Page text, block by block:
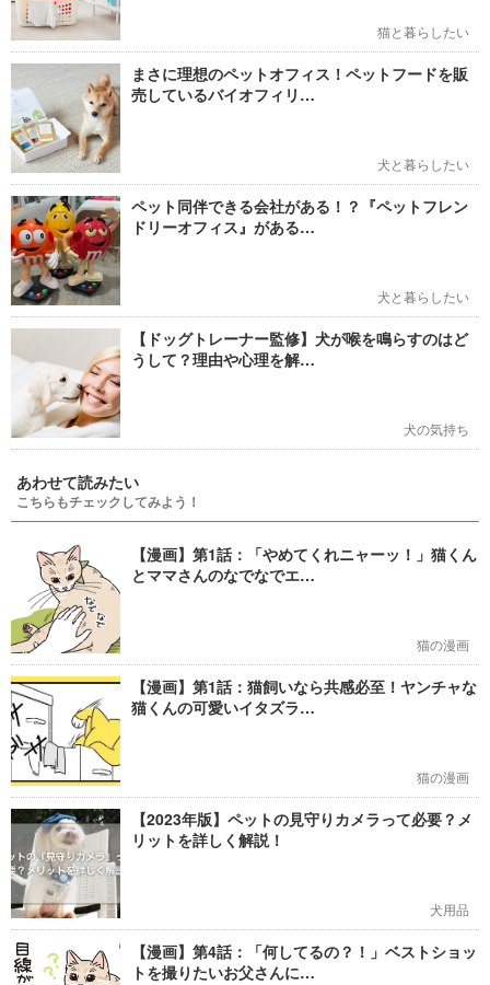
猫と暮らしたい
まさに理想のペットオフィス！ペットフードを販
売しているバイオフィリ…
犬と暮らしたい
ペット同伴できる会社がある！？『ペットフレン
ドリーオフィス』がある…
犬と暮らしたい
【ドッグトレーナー監修】犬が喉を鳴らすのはど
うして？理由や心理を解…
犬の気持ち
あわせて読みたい
こちらもチェックしてみよう！
【漫画】第1話：「やめてくれニャーッ！」猫くん
とママさんのなでなでエ…
猫の漫画
【漫画】第1話：猫飼いなら共感必至！ヤンチャな
猫くんの可愛いイタズラ…
猫の漫画
【2023年版】ペットの見守りカメラって必要？メ
リットを詳しく解説！
犬用品
【漫画】第4話：「何してるの？！」ベストショッ
トを撮りたいお父さんに…